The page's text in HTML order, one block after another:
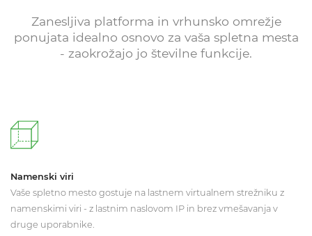
Zanesljiva platforma in vrhunsko omrežje
ponujata idealno osnovo za vaša spletna mesta
- zaokrožajo jo številne funkcije.
Namenski viri
Vaše spletno mesto gostuje na lastnem virtualnem strežniku z
namenskimi viri - z lastnim naslovom IP in brez vmešavanja v
druge uporabnike.